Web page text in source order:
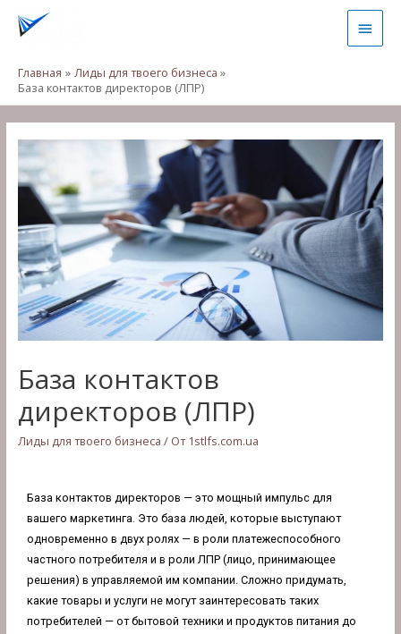
Главная
Лиды для твоего бизнеса
База контактов директоров (ЛПР)
База контактов
директоров (ЛПР)
Лиды для твоего бизнеса / От 1stlfs.com.ua
База контактов директоров — это мощный импульс для
вашего маркетинга. Это база людей, которые выступают
одновременно в двух ролях — в роли платежеспособного
частного потребителя и в роли ЛПР (лицо, принимающее
решения) в управляемой им компании. Сложно придумать,
какие товары и услуги не могут заинтересовать таких
потребителей — от бытовой техники и продуктов питания до